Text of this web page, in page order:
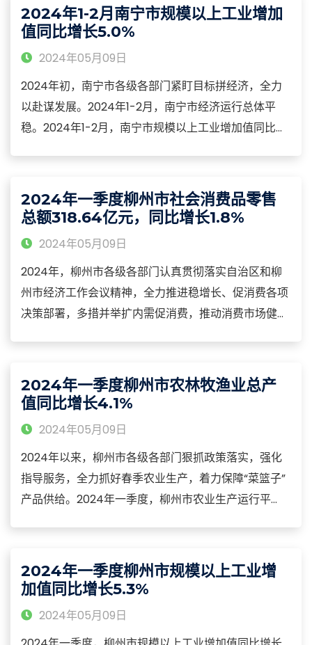
南宁市规模以上工业增加值同比增长1.0%。
2024年1-2月南宁市规模以上工业增加
值同比增长5.0%
2024年05月09日
2024年初，南宁市各级各部门紧盯目标拼经济，全力
以赴谋发展。2024年1-2月，南宁市经济运行总体平
稳。2024年1-2月，南宁市规模以上工业增加值同比增
值增长3.1个百分点。
2024年一季度柳州市社会消费品零售
总额318.64亿元，同比增长1.8%
2024年05月09日
2024年，柳州市各级各部门认真贯彻落实自治区和柳
州市经济工作会议精神，全力推进稳增长、促消费各项
决策部署，多措并举扩内需促消费，推动消费市场健康
放。2024年一季度，柳州市社会消费品零售总额
318.64亿元，同比增长1.8%。
2024年一季度柳州市农林牧渔业总产
值同比增长4.1%
2024年05月09日
2024年以来，柳州市各级各部门狠抓政策落实，强化
指导服务，全力抓好春季农业生产，着力保障“菜篮子”
产品供给。2024年一季度，柳州市农业生产运行平
陆续投产，规模猪场保持增长，中小型养殖户受猪肉价
格持续下行，种苗、饲料和人工成本上涨影响，抑制了
增。
2024年一季度柳州市规模以上工业增
加值同比增长5.3%
2024年05月09日